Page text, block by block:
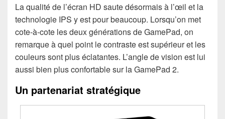
La qualité de l’écran HD saute désormais à l’œil et la
technologie IPS y est pour beaucoup. Lorsqu’on met
cote-à-cote les deux générations de GamePad, on
remarque à quel point le contraste est supérieur et les
couleurs sont plus éclatantes. L’angle de vision est lui
aussi bien plus confortable sur la GamePad 2.
Un partenariat stratégique